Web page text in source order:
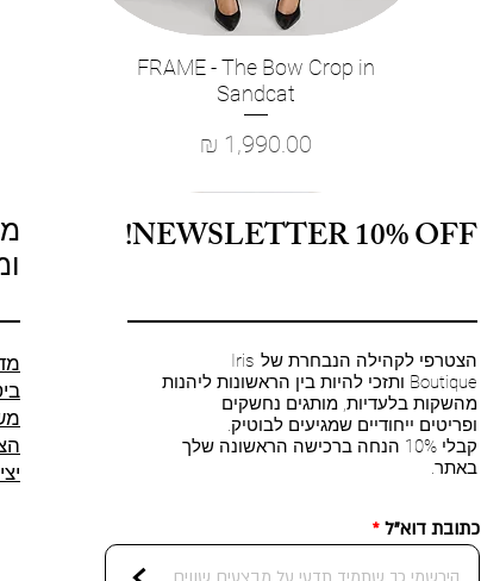
Quick View
FRAME - The Bow Crop in
Sandcat
Price
1,990.00 ₪
NEWSLETTER 10% OFF!
הצטרפי לקהילה הנבחרת של Iris
Boutique ותזכי להיות בין הראשונות ליהנות
מהשקות בלעדיות, מותגים נחשקים
ופריטים ייחודיים שמגיעים לבוטיק.
קבלי 10% הנחה ברכישה הראשונה שלך
באתר.
כתובת דוא"ל